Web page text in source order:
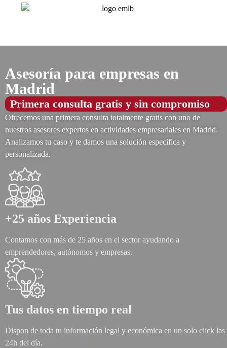
Asesoría para empresas en
Madrid
Primera consulta gratis y sin compromiso
Ofrecemos una primera consulta totalmente gratis con uno de
nuestros asesores expertos en actividades empresariales en Madrid.
Analizamos tu caso y te damos una solución especifica y
personalizada.
+25 años Experiencia
Contamos con más de 25 años en el sector ayudando a
emprendedores, autónomos y empresas.
Tus datos en tiempo real
Dispon de toda tu información legal y económica en un solo click las
24h del día.